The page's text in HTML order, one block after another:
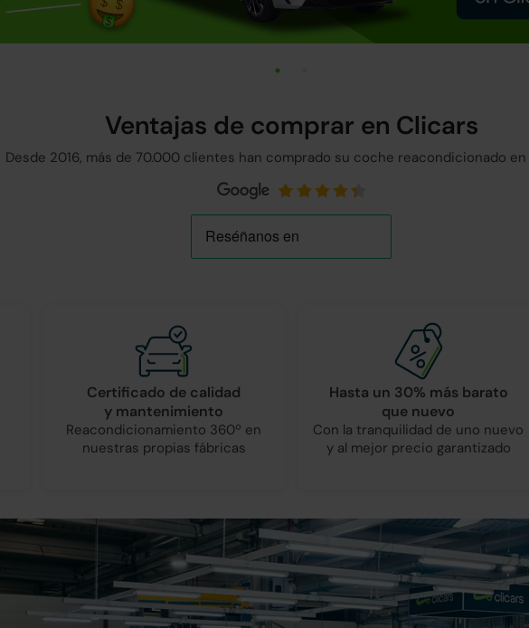
Ventajas de comprar en Clicars
Desde 2016, más de 70.000 clientes han comprado su coche reacondicionado en
Certificado de calidad
y mantenimiento
Reacondicionamiento 360º en
nuestras propias fábricas
Hasta un 30% más barato
que nuevo
Con la tranquilidad de uno nuevo
y al mejor precio garantizado